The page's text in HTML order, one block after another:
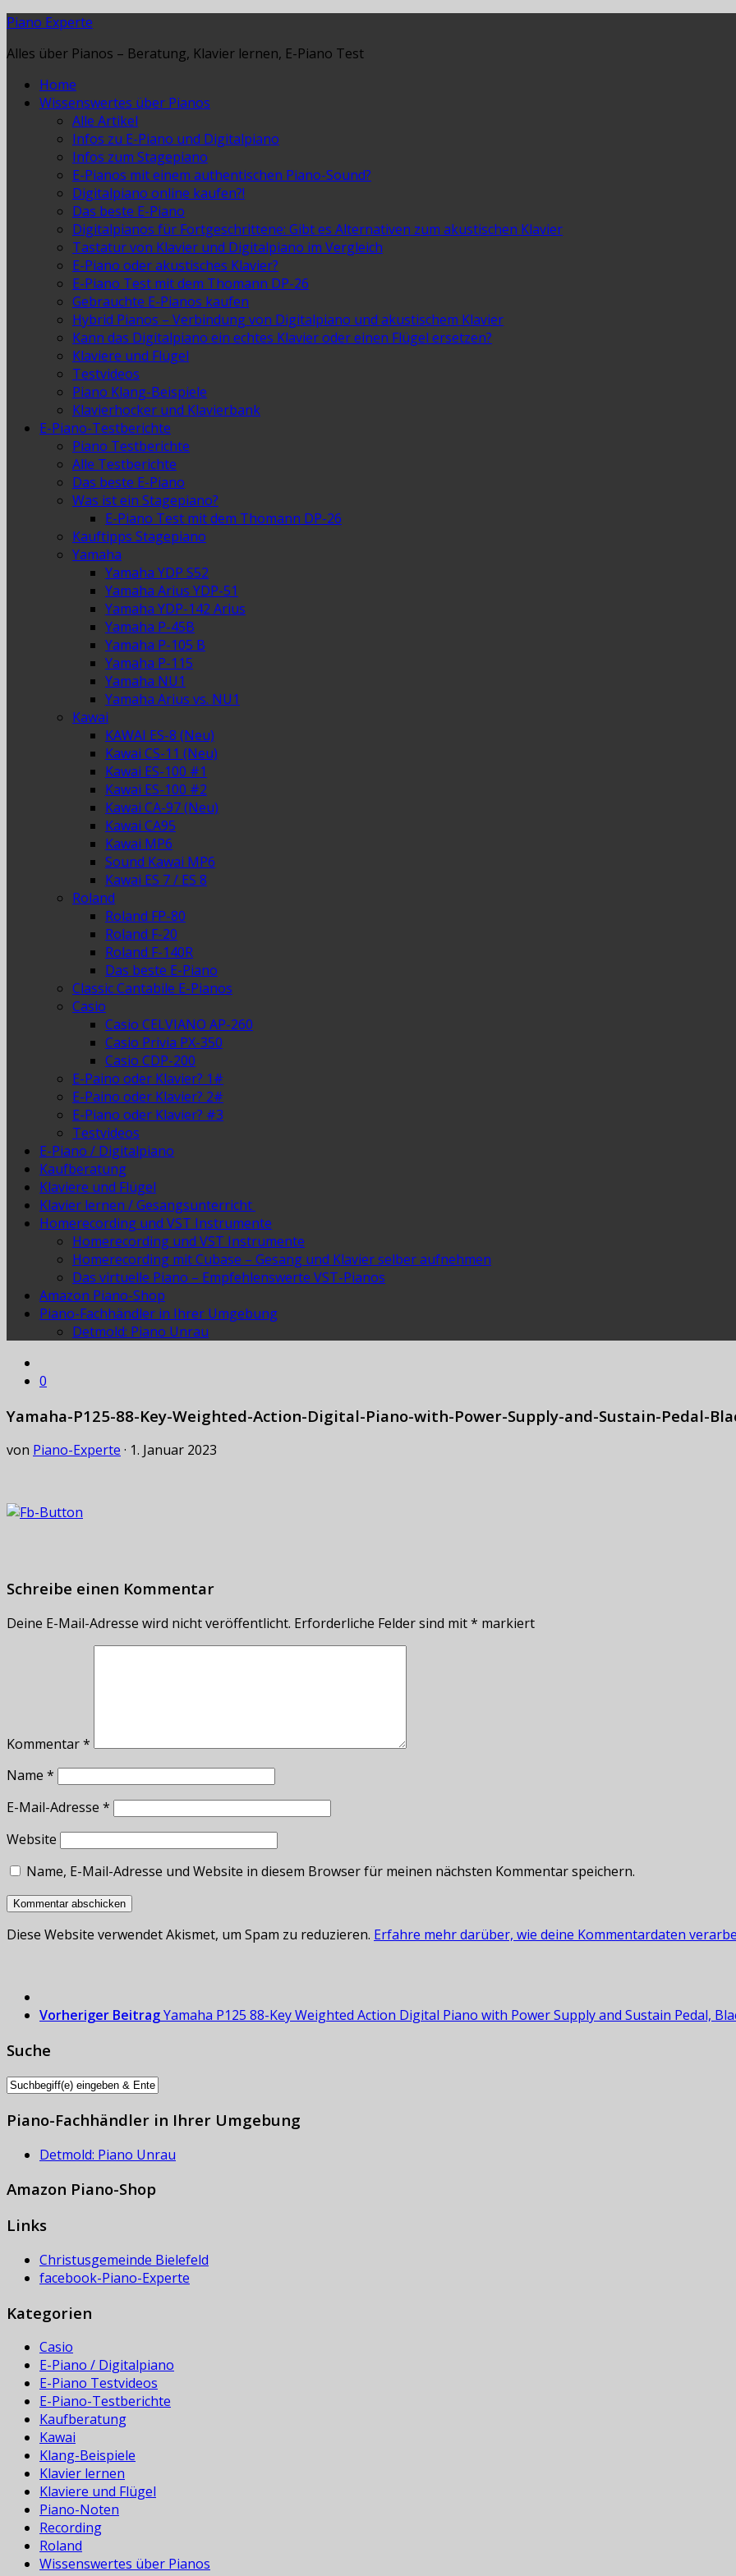
Piano Experte
Alles über Pianos – Beratung, Klavier lernen, E-Piano Test
Home
Wissenswertes über Pianos
Alle Artikel
Infos zu E-Piano und Digitalpiano
Infos zum Stagepiano
E-Pianos mit einem authentischen Piano-Sound?
Digitalpiano online kaufen?!
Das beste E-Piano
Digitalpianos für Fortgeschrittene: Gibt es Alternativen zum akustischen Klavier
Tastatur von Klavier und Digitalpiano im Vergleich
E-Piano oder akustisches Klavier?
E-Piano Test mit dem Thomann DP-26
Gebrauchte E-Pianos kaufen
Hybrid Pianos – Verbindung von Digitalpiano und akustischem Klavier
Kann das Digitalpiano ein echtes Klavier oder einen Flügel ersetzen?
Klaviere und Flügel
Testvideos
Piano Klang-Beispiele
Klavierhocker und Klavierbank
E-Piano-Testberichte
Piano Testberichte
Alle Testberichte
Das beste E-Piano
Was ist ein Stagepiano?
E-Piano Test mit dem Thomann DP-26
Kauftipps Stagepiano
Yamaha
Yamaha YDP S52
Yamaha Arius YDP-51
Yamaha YDP-142 Arius
Yamaha P-45B
Yamaha P-105 B
Yamaha P-115
Yamaha NU1
Yamaha Arius vs. NU1
Kawai
KAWAI ES-8 (Neu)
Kawai CS-11 (Neu)
Kawai ES-100 #1
Kawai ES-100 #2
Kawai CA-97 (Neu)
Kawai CA95
Kawai MP6
Sound Kawai MP6
Kawai ES 7 / ES 8
Roland
Roland FP-80
Roland F-20
Roland F-140R
Das beste E-Piano
Classic Cantabile E-Pianos
Casio
Casio CELVIANO AP-260
Casio Privia PX-350
Casio CDP-200
E-Paino oder Klavier? 1#
E-Paino oder Klavier? 2#
E-Piano oder Klavier? #3
Testvideos
E-Piano / Digitalpiano
Kaufberatung
Klaviere und Flügel
Klavier lernen / Gesangsunterricht
Homerecording und VST Instrumente
Homerecording und VST Instrumente
Homerecording mit Cubase – Gesang und Klavier selber aufnehmen
Das virtuelle Piano – Empfehlenswerte VST-Pianos
Amazon Piano-Shop
Piano-Fachhändler in Ihrer Umgebung
Detmold: Piano Unrau
0
Yamaha-P125-88-Key-Weighted-Action-Digital-Piano-with-Power-Supply-and-Sustain-Pedal-
von Piano-Experte · 1. Januar 2023
Schreibe einen Kommentar
Deine E-Mail-Adresse wird nicht veröffentlicht. Erforderliche Felder sind mit* markiert
Kommentar*
Name *
E-Mail-Adresse *
Website
Name, E-Mail-Adresse und Website in diesem Browser für meinen nächsten Kommentar speichern.
Diese Website verwendet Akismet, um Spam zu reduzieren. Erfahre mehr darüber, wie deine Kommentardaten
Vorheriger BeitragYamaha P125 88-Key Weighted Action Digital Piano with Power Supply and Sustain Pedal,
Suche
Piano-Fachhändler in Ihrer Umgebung
Detmold: Piano Unrau
Amazon Piano-Shop
Links
Christusgemeinde Bielefeld
facebook-Piano-Experte
Kategorien
Casio
E-Piano / Digitalpiano
E-Piano Testvideos
E-Piano-Testberichte
Kaufberatung
Kawai
Klang-Beispiele
Klavier lernen
Klaviere und Flügel
Piano-Noten
Recording
Roland
Wissenswertes über Pianos